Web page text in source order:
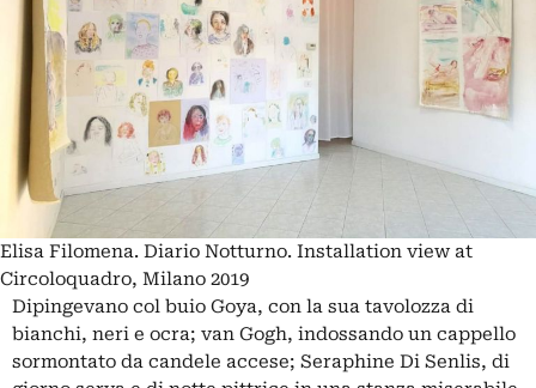
Elisa Filomena. Diario Notturno. Installation view at
Circoloquadro, Milano 2019
Dipingevano col buio Goya, con la sua tavolozza di
bianchi, neri e ocra; van Gogh, indossando un cappello
sormontato da candele accese; Seraphine Di Senlis, di